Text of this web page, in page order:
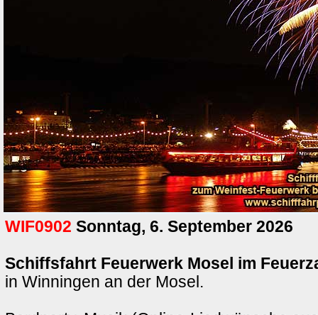
WIF0902 Sonntag, 6. September 2026
Schiffsfahrt Feuerwerk Mosel im
in Winningen an der Mosel.